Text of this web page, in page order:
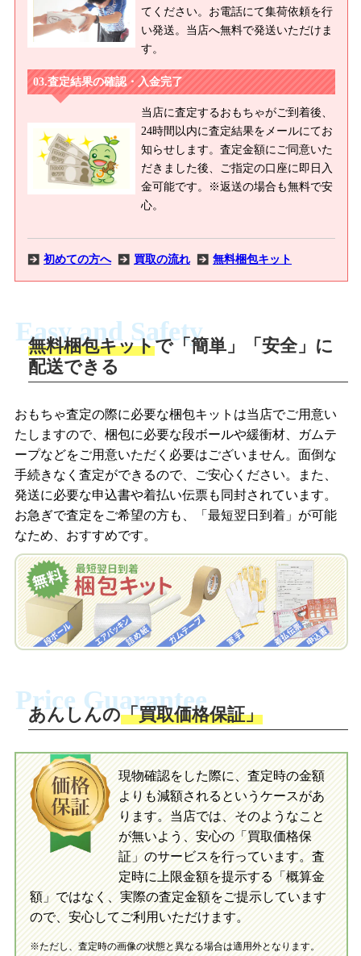
てください。お電話にて集荷依頼を行
い発送。当店へ無料で発送いただけま
す。
査定結果の確認・入金完了
当店に査定するおもちゃがご到着後、
24時間以内に査定結果をメールにてお
知らせします。査定金額にご同意いた
だきました後、ご指定の口座に即日入
金可能です。※返送の場合も無料で安
心。
初めての方へ 買取の流れ 無料梱包キット
商品撮影
商品を撮影して、査定フォームから画像
を送信します。
梱包キットをメールで申し込み
査定結果をメールで確認し、梱包キット
を申し込みます。梱包キットは送料無料
でお届けします。
自宅でおもちゃを発送・梱包
梱包キットに同封する発送ガイドの手順
送。当店へ無料で発送いただけます。
入金完了
当店に査定したおもちゃがご到着後、ご
指定の口座に即日入金可能です。
買取の流れ 写真の撮影方法
LINEの友だち追加・査定画像を送信
「ジョニージョイLINE査定」を友だちに
追加し、スマートフォンなどのカメラで
撮影したおもちゃの写真をトーク中に送
梱包キットをLINEで申し込み
査定結果をLINEで確認し、梱包キットを
申し込みます。梱包キットは送料無料で
お届けします。
自宅でおもちゃを発送・梱包
ださい。お電話にて集荷依頼を行い発
送。当店へ無料で発送いただけます。
当店に査定したおもちゃがご到着後、ご
指定の口座に即日入金可能です。
初めての方へ LINE査定の流れ 写真の撮影方法
Easy and Safety
無料梱包キットで「簡単」「安全」に
配送できる
おもちゃ査定の際に必要な梱包キットは当店でご用意い
たしますので、梱包に必要な段ボールや緩衝材、ガムテ
ープなどをご用意いただく必要はございません。面倒な
手続きなく査定ができるので、ご安心ください。また、
発送に必要な申込書や着払い伝票も同封されています。
お急ぎで査定をご希望の方も、「最短翌日到着」が可能
なため、おすすめです。
Price Guarantee
あんしんの「買取価格保証」
現物確認をした際に、査定時の金額
よりも減額されるというケースがあ
ります。当店では、そのようなこと
が無いよう、安心の「買取価格保
証」のサービスを行っています。査
定時に上限金額を提示する「概算金
額」ではなく、実際の査定金額をご提示しています
ので、安心してご利用いただけます。
※ただし、査定時の画像の状態と異なる場合は適用外となります。